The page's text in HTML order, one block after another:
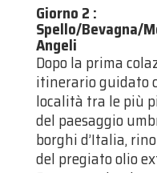
Giorno 2 :
Spello/Bevagna/
Angeli
Dopo la prima
itinerario guidato
località tra le più
del paesaggio
borghi d’Italia,
del pregiato olio